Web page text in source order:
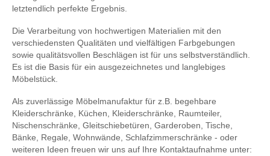
letztendlich perfekte Ergebnis.
Die Verarbeitung von hochwertigen Materialien mit den
verschiedensten Qualitäten und vielfältigen Farbgebungen
sowie qualitätsvollen Beschlägen ist für uns selbstverständlich.
Es ist die Basis für ein ausgezeichnetes und langlebiges
Möbelstück.
Als zuverlässige Möbelmanufaktur für z.B. begehbare
Kleiderschränke, Küchen, Kleiderschränke, Raumteiler,
Nischenschränke, Gleitschiebetüren, Garderoben, Tische,
Bänke, Regale, Wohnwände, Schlafzimmerschränke - oder
weiteren Ideen freuen wir uns auf Ihre Kontaktaufnahme unter: